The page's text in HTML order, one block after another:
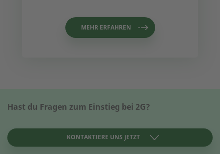
MEHR ERFAHREN
Hast du Fragen zum Einstieg bei 2G?
KONTAKTIERE UNS JETZT